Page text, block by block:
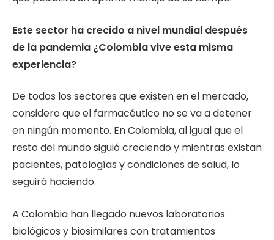
Este sector ha crecido a nivel mundial después
de la pandemia ¿Colombia vive esta misma
experiencia?
De todos los sectores que existen en el mercado,
considero que el farmacéutico no se va a detener
en ningún momento. En Colombia, al igual que el
resto del mundo siguió creciendo y mientras existan
pacientes, patologías y condiciones de salud, lo
seguirá haciendo.
A Colombia han llegado nuevos laboratorios
biológicos y biosimilares con tratamientos